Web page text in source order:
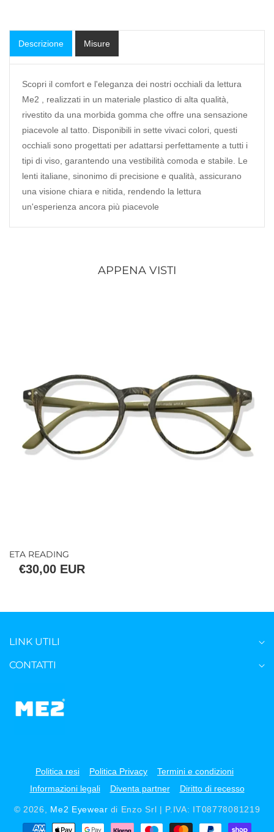
Descrizione Misure
Scopri il comfort e l'eleganza dei nostri occhiali da lettura
Me2 , realizzati in un materiale plastico di alta qualità,
rivestito da una morbida gomma che offre una sensazione
piacevole al tatto. Disponibili in sette vivaci colori, questi
occhiali sono progettati per adattarsi perfettamente a tutti i
tipi di viso, garantendo una vestibilità comoda e stabile. Le
lenti italiane, sinonimo di precisione e qualità, assicurano
una visione chiara e nitida, rendendo la lettura
un'esperienza ancora più piacevole
APPENA VISTI
ETA READING
€30,00 EUR
LINK UTILI
CONTATTI
Politica resi Politica Privacy
Termini e condizioni
Informazioni legali
Diventa partner Diritto di recesso
© 2026, Me2 Eyewear di Enzo Srl | P.IVA: IT08778081219
Metodi